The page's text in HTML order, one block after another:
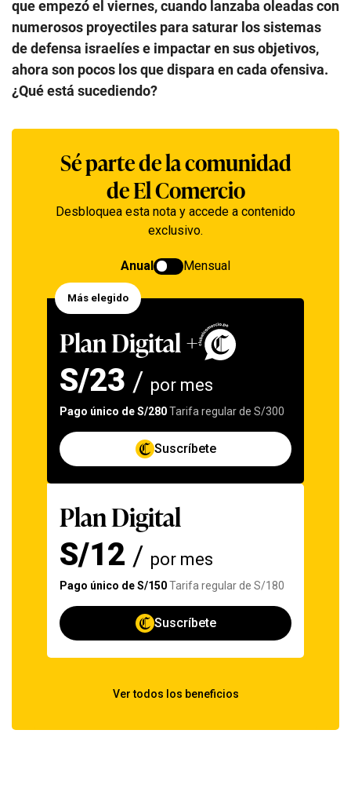
que empezó el viernes, cuando lanzaba oleadas con
numerosos proyectiles para saturar los sistemas
de defensa israelíes e impactar en sus objetivos,
ahora son pocos los que dispara en cada ofensiva.
¿Qué está sucediendo?